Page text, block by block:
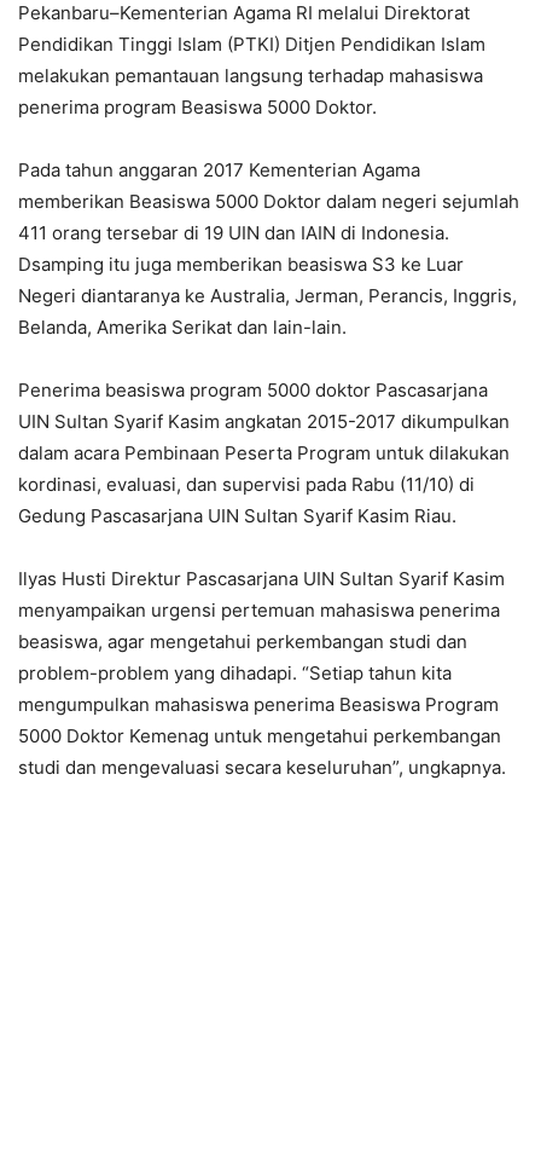
Pekanbaru–Kementerian Agama RI melalui Direktorat
Pendidikan Tinggi Islam (PTKI) Ditjen Pendidikan Islam
melakukan pemantauan langsung terhadap mahasiswa
penerima program Beasiswa 5000 Doktor.
Pada tahun anggaran 2017 Kementerian Agama
memberikan Beasiswa 5000 Doktor dalam negeri sejumlah
411 orang tersebar di 19 UIN dan IAIN di Indonesia.
Dsamping itu juga memberikan beasiswa S3 ke Luar
Negeri diantaranya ke Australia, Jerman, Perancis, Inggris,
Belanda, Amerika Serikat dan lain-lain.
Penerima beasiswa program 5000 doktor Pascasarjana
UIN Sultan Syarif Kasim angkatan 2015-2017 dikumpulkan
dalam acara Pembinaan Peserta Program untuk dilakukan
kordinasi, evaluasi, dan supervisi pada Rabu (11/10) di
Gedung Pascasarjana UIN Sultan Syarif Kasim Riau.
Ilyas Husti Direktur Pascasarjana UIN Sultan Syarif Kasim
menyampaikan urgensi pertemuan mahasiswa penerima
beasiswa, agar mengetahui perkembangan studi dan
problem-problem yang dihadapi. “Setiap tahun kita
mengumpulkan mahasiswa penerima Beasiswa Program
5000 Doktor Kemenag untuk mengetahui perkembangan
studi dan mengevaluasi secara keseluruhan”, ungkapnya.